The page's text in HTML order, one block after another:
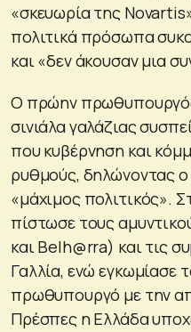
«σκευωρία της
πολιτικά πρόσωπα
και «δεν άκουσαν μια
Ο πρώην
σινιάλα γαλάζιας
που κυβέρνηση και
ρυθμούς, δηλώνοντας ο
«μάχιμος πολιτικός».
πίστωσε τους
και Belh@rra) και τις
Γαλλία, ενώ εγκωμίασε
πρωθυπουργό με την
Πρέσπες η Ελλάδα